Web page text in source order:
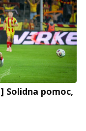
Solidna pomoc,